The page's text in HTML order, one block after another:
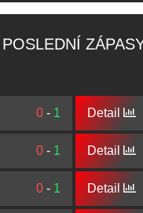
POSLEDNÍ
0 - 1
0 - 1
0 - 1
Detail
Detail
Detail